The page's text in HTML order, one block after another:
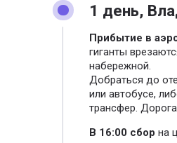
1 день,
Прибытие в
гиганты
набережной.
Добраться до
или автобусе,
трансфер.
В 16:00 сбор на